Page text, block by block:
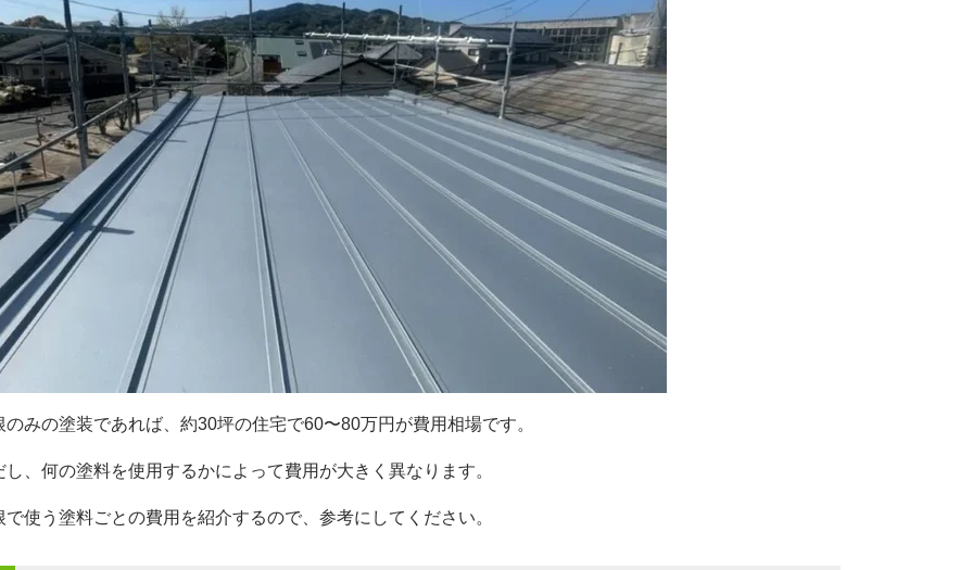
のみの塗装であれば、約30坪の住宅で60〜80万円が費用相場です。
し、何の塗料を使用するかによって費用が大きく異なります。
で使う塗料ごとの費用を紹介するので、参考にしてください。